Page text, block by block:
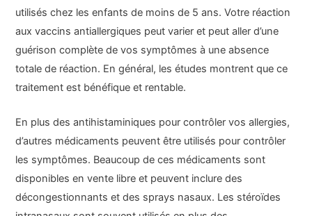
utilisés chez les enfants de moins de 5 ans. Votre réaction
aux vaccins antiallergiques peut varier et peut aller d’une
guérison complète de vos symptômes à une absence
totale de réaction. En général, les études montrent que ce
traitement est bénéfique et rentable.
En plus des antihistaminiques pour contrôler vos allergies,
d’autres médicaments peuvent être utilisés pour contrôler
les symptômes. Beaucoup de ces médicaments sont
disponibles en vente libre et peuvent inclure des
décongestionnants et des sprays nasaux. Les stéroïdes